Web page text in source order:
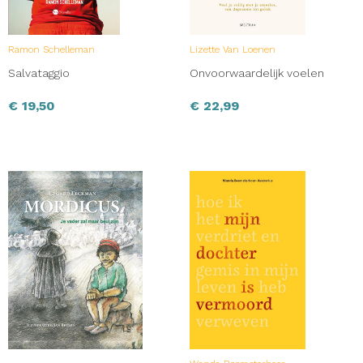
Ramon Schelleman
Salvataggio
€ 19,50
Lizette Van Loenen
Onvoorwaardelijk voelen
€ 22,99